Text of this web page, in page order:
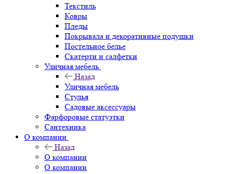
Текстиль
Ковры
Пледы
Покрывала и декоративные подушки
Постельное белье
Скатерти и салфетки
Уличная мебель
Назад
Уличная мебель
Стулья
Садовые аксессуары
Фарфоровые статуэтки
Сантехника
О компании
Назад
О компании
О компании